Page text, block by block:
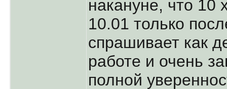
накануне, что 10
10.01 только
спрашивает как
работе и очень
полной